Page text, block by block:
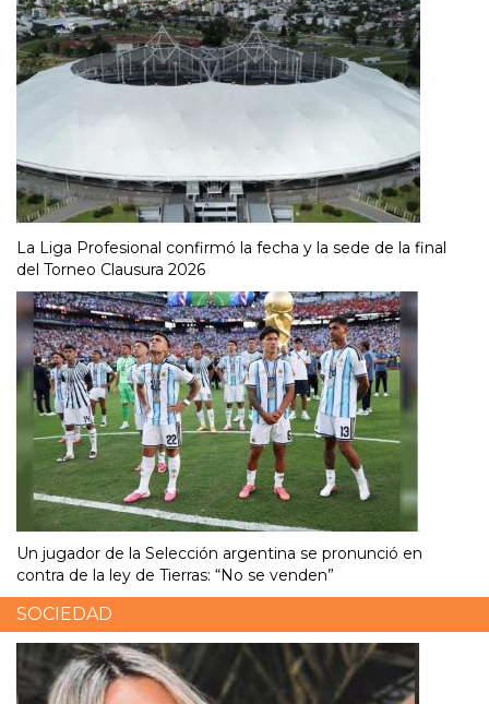
La Liga Profesional confirmó la fecha y la sede de la final
del Torneo Clausura 2026
Un jugador de la Selección argentina se pronunció en
contra de la ley de Tierras: “No se venden”
SOCIEDAD